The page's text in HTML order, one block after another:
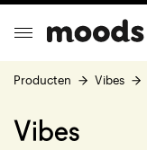
Producten Vibes
Vibes